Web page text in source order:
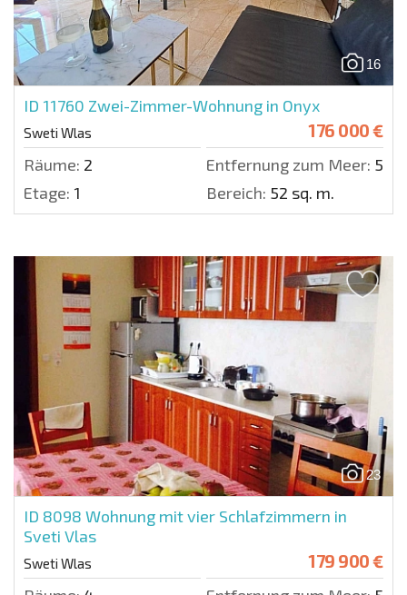
16
ID 11760 Zwei-Zimmer-Wohnung in Onyx
Sweti Wlas 176 000 €
Räume: 2 Entfernung zum Meer: 50
Etage: 1 Bereich: 52 sq. m.
23
ID 8098 Wohnung mit vier Schlafzimmern in
Sveti Vlas
Sweti Wlas 179 900 €